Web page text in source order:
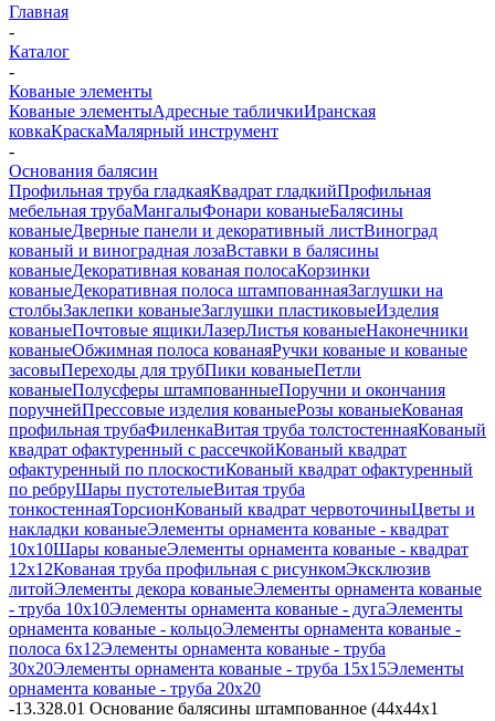
Главная
-
Каталог
-
Кованые элементы
Кованые элементыАдресные табличкиИранская
ковкаКраскаМалярный инструмент
-
Основания балясин
Профильная труба гладкаяКвадрат гладкийПрофильная
мебельная трубаМангалыФонари кованыеБалясины
кованыеДверные панели и декоративный листВиноград
кованый и виноградная лозаВставки в балясины
кованыеДекоративная кованая полосаКорзинки
кованыеДекоративная полоса штампованнаяЗаглушки на
столбыЗаклепки кованыеЗаглушки пластиковыеИзделия
кованыеПочтовые ящикиЛазерЛистья кованыеНаконечники
кованыеОбжимная полоса кованаяРучки кованые и кованые
засовыПереходы для трубПики кованыеПетли
кованыеПолусферы штампованныеПоручни и окончания
поручнейПрессовые изделия кованыеРозы кованыеКованая
профильная трубаФиленкаВитая труба толстостеннаяКованый
квадрат офактуренный с рассечкойКованый квадрат
офактуренный по плоскостиКованый квадрат офактуренный
по ребруШары пустотелыеВитая труба
тонкостеннаяТорсионКованый квадрат червоточиныЦветы и
накладки кованыеЭлементы орнамента кованые - квадрат
10х10Шары кованыеЭлементы орнамента кованые - квадрат
12х12Кованая труба профильная с рисункомЭксклюзив
литойЭлементы декора кованыеЭлементы орнамента кованые
- труба 10х10Элементы орнамента кованые - дугаЭлементы
орнамента кованые - кольцоЭлементы орнамента кованые -
полоса 6х12Элементы орнамента кованые - труба
30х20Элементы орнамента кованые - труба 15х15Элементы
орнамента кованые - труба 20х20
-13.328.01 Основание балясины штампованное (44х44х1